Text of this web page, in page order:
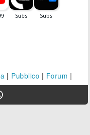
| Pubblico | Forum |